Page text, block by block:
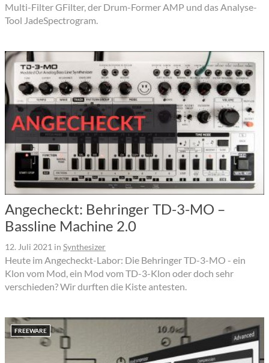
Multi-Filter GFilter, der Drum-Former AMP und das Analyse-
Tool JadeSpectrogram.
Angecheckt: Behringer TD-3-MO –
Bassline Machine 2.0
12. Juli 2021 in Synthesizer
Heute im Angecheckt-Labor: Die Behringer TD-3-MO - ein
Klon vom Mod, ein Mod vom TD-3-Klon oder doch sehr
verschieden? Wir durften die Kiste antesten.
FREEWARE